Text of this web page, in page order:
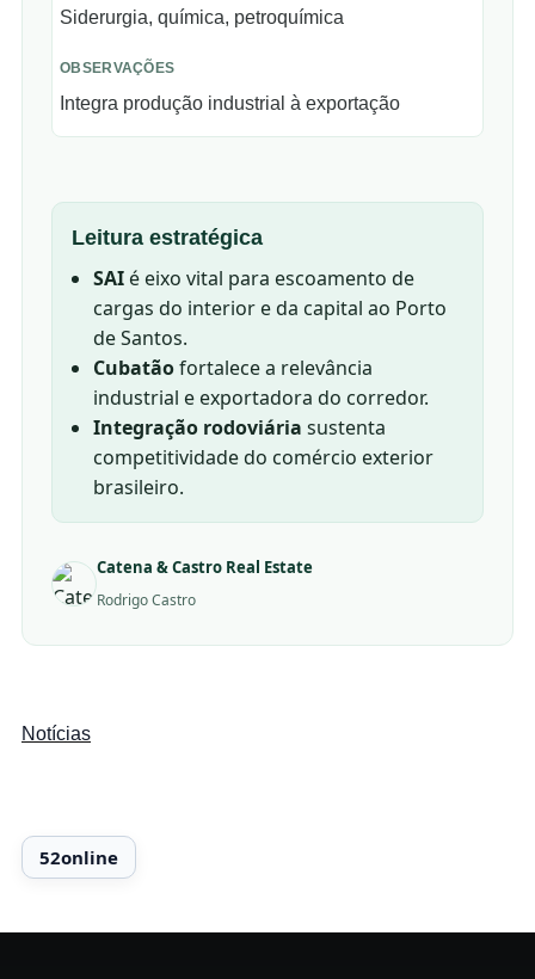
Siderurgia, química, petroquímica
Integra produção industrial à exportação
Leitura estratégica
SAI é eixo vital para escoamento de
cargas do interior e da capital ao Porto
de Santos.
Cubatãofortalece a relevância
industrial e exportadora do corredor.
Integração rodoviária sustenta
competitividade do comércio exterior
brasileiro.
Catena & Castro Real Estate
Rodrigo Castro
Notícias